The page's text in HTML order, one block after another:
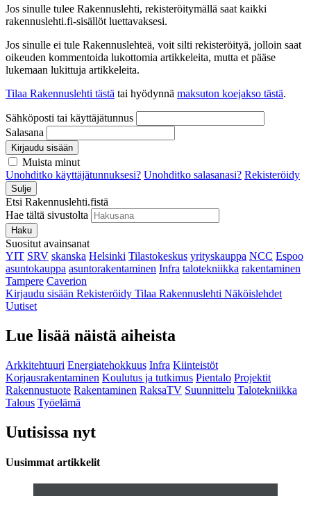
Jos sinulle tulee Rakennuslehti, rekisteröitymällä saat kaikki
rakennuslehti.fi-sisällöt luettavaksesi.
Jos sinulle ei tule Rakennuslehteä, voit silti rekisteröityä, jolloin saat
oikeuden kommentoida lukottomia artikkeleita, mutta et pääse
lukemaan lukittuja artikkeleita.
Tilaa Rakennuslehti tästä tai hyödynnä maksuton koejakso tästä.
Sähköposti tai käyttäjätunnus
Salasana
Kirjaudu sisään
Muista minut
Unohditko käyttäjätunnuksesi? Unohditko salasanasi? Rekisteröidy
Sulje
Etsi Rakennuslehti.fistä
Hae tältä sivustolta
Haku
Suositut avainsanat
YIT SRV skanska Helsinki Tilastokeskus yrityskauppa NCC Espoo
asuntokauppa asuntorakentaminen Infra talotekniikka rakentaminen
Tampere Caverion
Kirjaudu sisään Rekisteröidy Tilaa Rakennuslehti Näköislehdet
Uutiset
Lue lisää näistä aiheista
Arkkitehtuuri Energiatehokkuus Infra Kiinteistöt
Korjausrakentaminen Koulutus ja tutkimus Pientalo Projektit
Rakennustuote Rakentaminen RaksaTV Suunnittelu Talotekniikka
Talous Työelämä
Uutisissa nyt
Uusimmat artikkelit